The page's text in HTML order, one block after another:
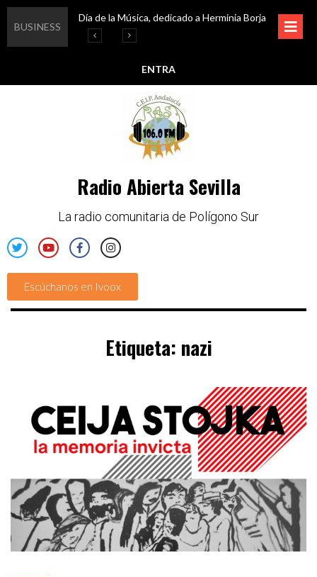
BUSINESS
Día de la Música, dedicado a Herminia Borja
Educar en igualdad, para un futuro sin machismo Esta semana disfruta de oferta cultural en Asociación Solidaridad
Igualando al Sur, el cuidado y la limpieza del entorno
ENTRA
Radio Abierta Sevilla
La radio comunitaria de Polígono Sur
Escúchanos en Ivoox
Etiqueta: nazi